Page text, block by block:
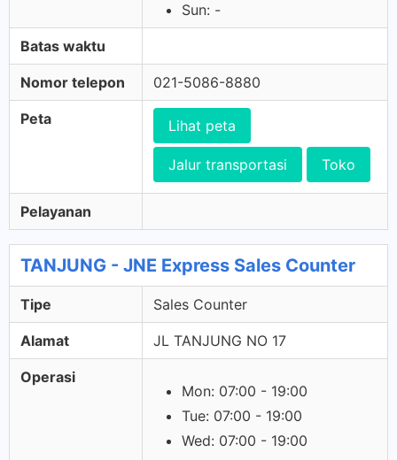
Sun: -
Batas waktu
Nomor telepon 021-5086-8880
Peta Lihat peta
Jalur transportasi Toko
Pelayanan
TANJUNG - JNE Express Sales Counter
Tipe Sales Counter
Alamat JL TANJUNG NO 17
Operasi
Mon: 07:00 - 19:00
Tue: 07:00 - 19:00
Wed: 07:00 - 19:00